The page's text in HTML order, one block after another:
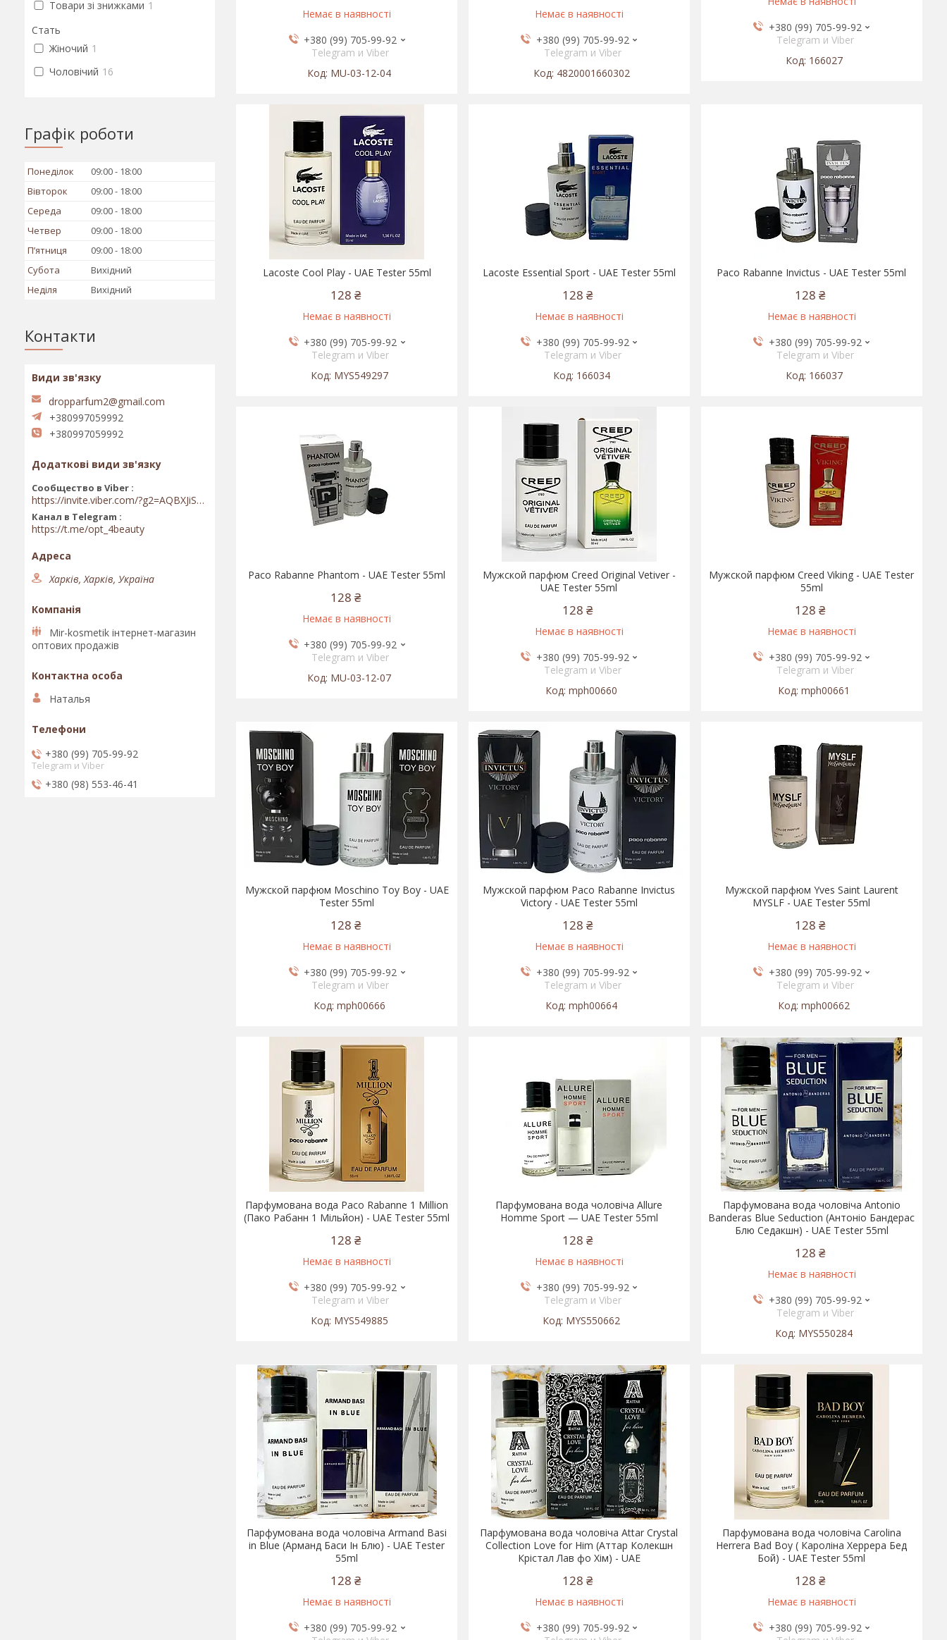
Немає в наявності
+380 (99) 705-99-92
Telegram и Viber
MU-03-12-04
Немає в наявності
+380 (99) 705-99-92
Telegram и Viber
4820001660302
+380 (99) 705-99-92
Telegram и Viber
166027
Lacoste Cool Play - UAE Tester 55ml
128 ₴
Немає в наявності
+380 (99) 705-99-92
Telegram и Viber
MYS549297
Lacoste Essential Sport - UAE Tester 55ml
128 ₴
Немає в наявності
+380 (99) 705-99-92
Telegram и Viber
166034
Paco Rabanne Invictus - UAE Tester 55ml
128 ₴
Немає в наявності
+380 (99) 705-99-92
Telegram и Viber
166037
Paco Rabanne Phantom - UAE Tester 55ml
128 ₴
Немає в наявності
+380 (99) 705-99-92
Telegram и Viber
MU-03-12-07
Мужской парфюм Creed Original Vetiver -
UAE Tester 55ml
128 ₴
Немає в наявності
+380 (99) 705-99-92
Telegram и Viber
mph00660
Мужской парфюм Creed Viking - UAE Tester
55ml
128 ₴
Немає в наявності
+380 (99) 705-99-92
Telegram и Viber
mph00661
Мужской парфюм Moschino Toy Boy - UAE
Tester 55ml
128 ₴
Немає в наявності
+380 (99) 705-99-92
Telegram и Viber
mph00666
Мужской парфюм Paco Rabanne Invictus
Victory - UAE Tester 55ml
128 ₴
Немає в наявності
+380 (99) 705-99-92
Telegram и Viber
mph00664
Мужской парфюм Yves Saint Laurent
MYSLF - UAE Tester 55ml
128 ₴
Немає в наявності
+380 (99) 705-99-92
Telegram и Viber
mph00662
Парфумована вода Paco Rabanne 1 Million
(Пако Рабанн 1 Мільйон) - UAE Tester 55ml
128 ₴
Немає в наявності
+380 (99) 705-99-92
Telegram и Viber
MYS549885
Парфумована вода чоловіча Allure
Homme Sport — UAE Tester 55ml
128 ₴
Немає в наявності
+380 (99) 705-99-92
Telegram и Viber
MYS550662
Парфумована вода чоловіча Antonio
Banderas Blue Seduction (Антоніо Бандерас
Блю Седакшн) - UAE Tester 55ml
128 ₴
Немає в наявності
+380 (99) 705-99-92
Telegram и Viber
MYS550284
Парфумована вода чоловіча Armand Basi
in Blue (Арманд Баси Ін Блю) - UAE Tester
55ml
128 ₴
Немає в наявності
+380 (99) 705-99-92
Парфумована вода чоловіча Attar Crystal
Collection Love for Him (Аттар Колекшн
Крістал Лав фо Хім) - UAE
128 ₴
Немає в наявності
+380 (99) 705-99-92
Парфумована вода чоловіча Carolina
Herrera Bad Boy ( Кароліна Херрера Бед
Бой) - UAE Tester 55ml
128 ₴
Немає в наявності
+380 (99) 705-99-92
Товари зі знижками 1
Стать
Жіночий 1
Чоловічий 16
Графік роботи
Понеділок 09:00
18:00
Вівторок
09:00
18:00
Середа
09:00
18:00
Четвер
09:00
18:00
Пʼятниця
09:00
18:00
Субота
Вихідний
Неділя
Вихідний
Контакти
dropparfum2@gmail.com
+380997059992
+380997059992
Сообщество в Viber
https://invite.viber.com/?g2=AQBXJiSwIKj9N0wsLWM5JifCoZ3k4Lza4fq58RAqpi3Qaj4OiaoTVb4yP1q7iB6e
Канал в Telegram
https://t.me/opt_4beauty
Харків, Харків, Україна
Mir-kosmetik інтернет-магазин
оптових продажів
Наталья
+380 (99) 705-99-92
Telegram и Viber
+380 (98) 553-46-41